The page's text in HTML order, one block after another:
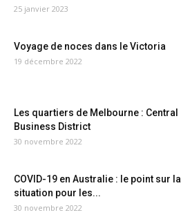
25 janvier 2023
Voyage de noces dans le Victoria
19 décembre 2022
Les quartiers de Melbourne : Central
Business District
30 novembre 2022
COVID-19 en Australie : le point sur la
situation pour les...
30 novembre 2022